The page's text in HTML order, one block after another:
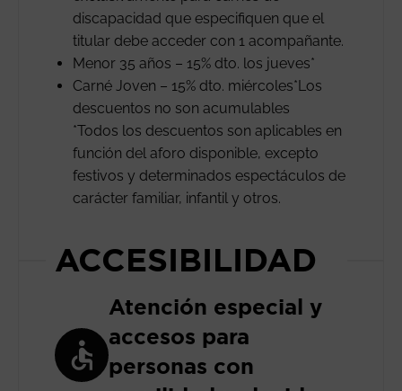
discapacidad que especifiquen que el
titular debe acceder con 1 acompañante.
Menor 35 años – 15% dto. los jueves*
Carné Joven – 15% dto. miércoles*Los
descuentos no son acumulables
*Todos los descuentos son aplicables en
función del aforo disponible, excepto
festivos y determinados espectáculos de
carácter familiar, infantil y otros.
ACCESIBILIDAD
Atención especial y
accesos para
personas con